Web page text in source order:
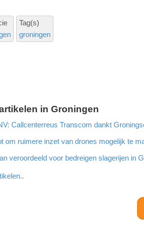
Tag(s)
groningen
in Groningen
Callcenterreus Transcom dankt
om ruimere inzet van drones mogelijk te
veroordeeld voor bedreigen slagerijen in